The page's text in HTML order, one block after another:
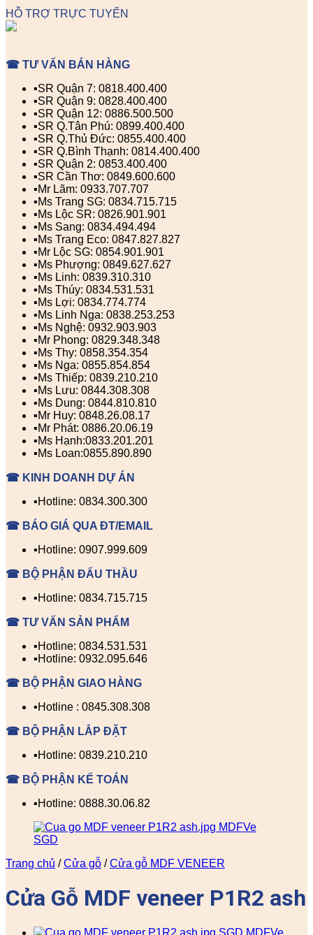
HỖ TRỢ TRỰC TUYẾN
☎ TƯ VẤN BÁN HÀNG
▪️SR Quận 7: 0818.400.400
▪️SR Quận 9: 0828.400.400
▪️SR Quận 12: 0886.500.500
▪️SR Q.Tân Phú: 0899.400.400
▪️SR Q.Thủ Đức: 0855.400.400
▪️SR Q.Bình Thạnh: 0814.400.400
▪️SR Quận 2: 0853.400.400
▪️SR Cần Thơ: 0849.600.600
▪️Mr Lãm: 0933.707.707
▪️Ms Trang SG: 0834.715.715
▪️Ms Lộc SR: 0826.901.901
▪️Ms Sang: 0834.494.494
▪️Ms Trang Eco: 0847.827.827
▪️Mr Lộc SG: 0854.901.901
▪️Ms Phượng: 0849.627.627
▪️Ms Linh: 0839.310.310
▪️Ms Thúy: 0834.531.531
▪️Ms Lợi: 0834.774.774
▪️Ms Linh Nga: 0838.253.253
▪️Ms Nghệ: 0932.903.903
▪️Mr Phong: 0829.348.348
▪️Ms Thy: 0858.354.354
▪️Ms Nga: 0855.854.854
▪️Ms Thiếp: 0839.210.210
▪️Ms Lưu: 0844.308.308
▪️Ms Dung: 0844.810.810
▪️Mr Huy: 0848.26.08.17
▪️Mr Phát: 0886.20.06.19
▪️Ms Hạnh:0833.201.201
▪️Ms Loan:0855.890.890
☎ KINH DOANH DỰ ÁN
▪️Hotline: 0834.300.300
☎ BÁO GIÁ QUA ĐT/EMAIL
▪️Hotline: 0907.999.609
☎ BỘ PHẬN ĐẤU THẦU
▪️Hotline: 0834.715.715
☎ TƯ VẤN SẢN PHẨM
▪️Hotline: 0834.531.531
▪️Hotline: 0932.095.646
☎ BỘ PHẬN GIAO HÀNG
▪️Hotline : 0845.308.308
☎ BỘ PHẬN LẮP ĐẶT
▪️Hotline: 0839.210.210
☎ BỘ PHẬN KẾ TOÁN
▪️Hotline: 0888.30.06.82
Trang chủ / Cửa gỗ / Cửa gỗ MDF VENEER
Cửa Gỗ MDF veneer P1R2 ash